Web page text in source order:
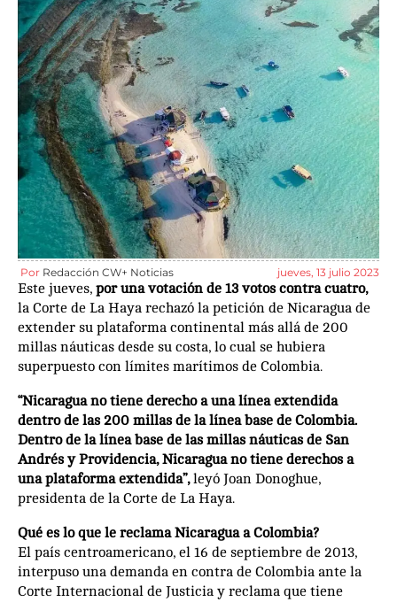
Por Redacción CW+ Noticias jueves, 13 julio 2023
Este jueves, por una votación de 13 votos contra cuatro,
la Corte de La Haya rechazó la petición de Nicaragua de
extender su plataforma continental más allá de 200
millas náuticas desde su costa, lo cual se hubiera
superpuesto con límites marítimos de Colombia.
“Nicaragua no tiene derecho a una línea extendida
dentro de las 200 millas de la línea base de Colombia.
Dentro de la línea base de las millas náuticas de San
Andrés y Providencia, Nicaragua no tiene derechos a
una plataforma extendida”,leyó Joan Donoghue,
presidenta de la Corte de La Haya.
Qué es lo que le reclama Nicaragua a Colombia?
El país centroamericano, el 16 de septiembre de 2013,
interpuso una demanda en contra de Colombia ante la
Corte Internacional de Justicia y reclama que tiene